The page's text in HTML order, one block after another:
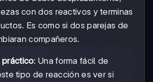
con dos reactivos y terminas
Es como si dos parejas de
compañeros.
práctico: Una forma fácil de
tipo de reacción es ver si